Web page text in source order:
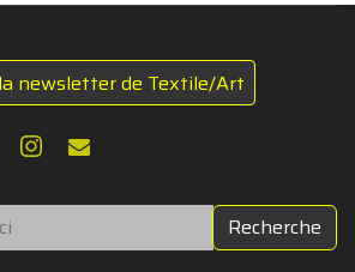
newsletter de Textile/Art
Recherche